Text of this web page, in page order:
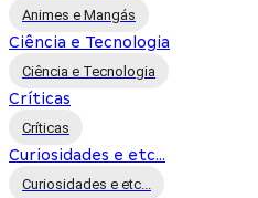
Animes e Mangás
Ciência e Tecnologia
Ciência e Tecnologia
Críticas
Críticas
Curiosidades e etc...
Curiosidades e etc...